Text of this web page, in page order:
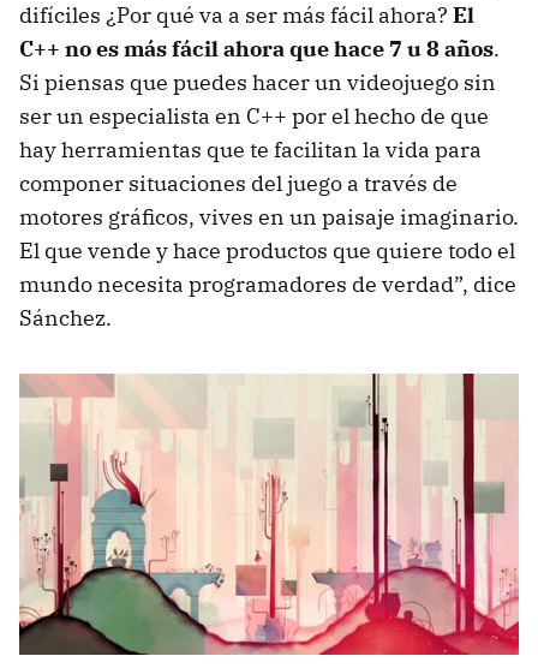
difíciles ¿Por qué va a ser más fácil ahora? El
C++ no es más fácil ahora que hace 7 u 8 años.
Si piensas que puedes hacer un videojuego sin
ser un especialista en C++ por el hecho de que
hay herramientas que te facilitan la vida para
componer situaciones del juego a través de
motores gráficos, vives en un paisaje imaginario.
El que vende y hace productos que quiere todo el
mundo necesita programadores de verdad”, dice
Sánchez.